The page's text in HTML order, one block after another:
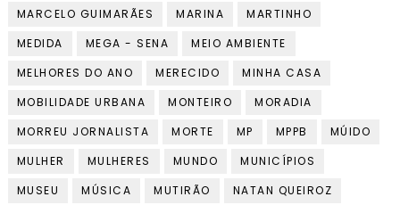
MARCELO GUIMARÃES
MARINA
MARTINHO
MEDIDA
MEGA - SENA
MEIO AMBIENTE
MELHORES DO ANO
MERECIDO
MINHA CASA
MOBILIDADE URBANA
MONTEIRO
MORADIA
MORREU JORNALISTA
MORTE MP MPPB
MÚIDO
MULHER
MULHERES MUNDO
MUNICÍPIOS
MUSEU
MÚSICA MUTIRÃO
NATAN QUEIROZ